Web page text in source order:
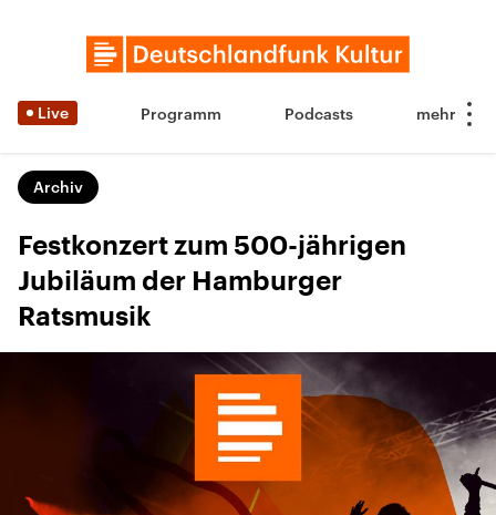
Live Programm Podcasts
Archiv
Festkonzert zum 500-jährigen
Jubiläum der Hamburger
Ratsmusik